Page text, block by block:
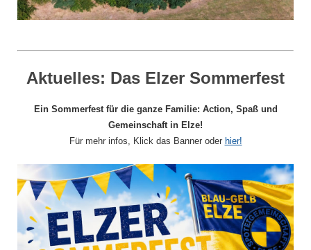
Aktuelles: Das Elzer Sommerfest
Ein Sommerfest für die ganze Familie: Action, Spaß und
Gemeinschaft in Elze!
Für mehr infos, Klick das Banner oder hier!